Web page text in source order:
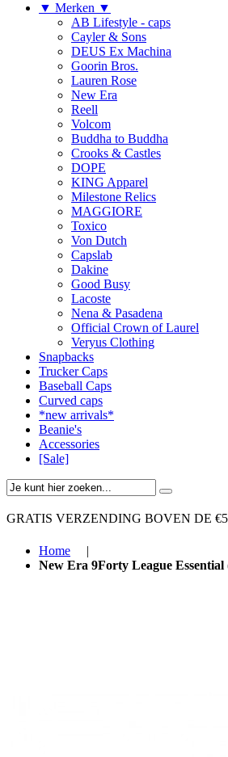
▼ Merken ▼
AB Lifestyle - caps
Cayler & Sons
DEUS Ex Machina
Goorin Bros.
Lauren Rose
New Era
Reell
Volcom
Buddha to Buddha
Crooks & Castles
DOPE
KING Apparel
Milestone Relics
MAGGIORE
Toxico
Von Dutch
Capslab
Dakine
Good Busy
Lacoste
Nena & Pasadena
Official Crown of Laurel
Veryus Clothing
Snapbacks
Trucker Caps
Baseball Caps
Curved caps
*new arrivals*
Beanie's
Accessories
[Sale]
GRATIS VERZENDING BOVEN ​DE
Home
|
New Era 9Forty League Essential